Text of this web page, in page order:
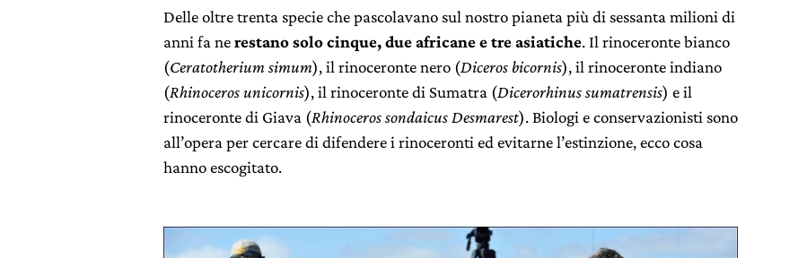
Delle oltre trenta specie che pascolavano sul nostro pianeta più di sessanta milioni di
anni fa nerestano solo cinque, due africane e tre asiatiche. Il rinoceronte bianco
(Ceratotherium simum), il rinoceronte nero (Diceros bicornis), il rinoceronte indiano
(Rhinoceros unicornis), il rinoceronte di Sumatra (Dicerorhinus sumatrensis) e il
rinoceronte di Giava (Rhinoceros sondaicus Desmarest). Biologi e conservazionisti sono
all’opera per cercare di difendere i rinoceronti ed evitarne l’estinzione, ecco cosa
hanno escogitato.